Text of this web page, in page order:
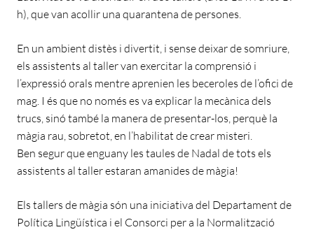
h), que van acollir una quarantena de persones.
En un ambient distès i divertit, i sense deixar de somriure,
els assistents al taller van exercitar la comprensió i
l’expressió orals mentre aprenien les beceroles de l’ofici de
mag. I és que no només es va explicar la mecànica dels
trucs, sinó també la manera de presentar-los, perquè la
màgia rau, sobretot, en l’habilitat de crear misteri.
Ben segur que enguany les taules de Nadal de tots els
assistents al taller estaran amanides de màgia!
Els tallers de màgia són una iniciativa del Departament de
Política Lingüística i el Consorci per a la Normalització